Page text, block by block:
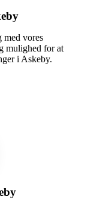
vores
mulighed for at
i Askeby.